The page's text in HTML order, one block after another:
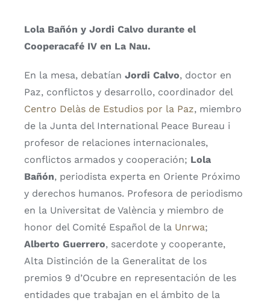
Lola Bañón y Jordi Calvo durante el
Cooperacafé IV en La Nau.
En la mesa, debatían Jordi Calvo, doctor en
Paz, conflictos y desarrollo, coordinador del
Centro Delàs de Estudios por la Paz, miembro
de la Junta del International Peace Bureau i
profesor de relaciones internacionales,
conflictos armados y cooperación; Lola
Bañón, periodista experta en Oriente Próximo
y derechos humanos. Profesora de periodismo
en la Universitat de València y miembro de
honor del Comité Español de la Unrwa;
Alberto Guerrero, sacerdote y cooperante,
Alta Distinción de la Generalitat de los
premios 9 d’Ocubre en representación de les
entidades que trabajan en el ámbito de la